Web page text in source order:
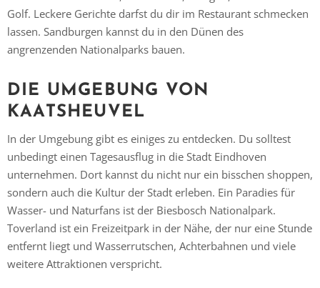
Golf. Leckere Gerichte darfst du dir im Restaurant schmecken
lassen. Sandburgen kannst du in den Dünen des
angrenzenden Nationalparks bauen.
DIE UMGEBUNG VON
KAATSHEUVEL
In der Umgebung gibt es einiges zu entdecken. Du solltest
unbedingt einen Tagesausflug in die Stadt Eindhoven
unternehmen. Dort kannst du nicht nur ein bisschen shoppen,
sondern auch die Kultur der Stadt erleben. Ein Paradies für
Wasser- und Naturfans ist der Biesbosch Nationalpark.
Toverland ist ein Freizeitpark in der Nähe, der nur eine Stunde
entfernt liegt und Wasserrutschen, Achterbahnen und viele
weitere Attraktionen verspricht.